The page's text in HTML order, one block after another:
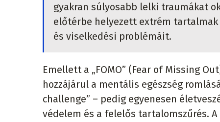
gyakran súlyosabb lelki traumákat
előtérbe helyezett extrém
és viselkedési problémáit.
Emellett a „FOMO” (Fear of Missing
hozzájárul a mentális egészség
challenge” – pedig egyenesen
védelem és a felelős tartalomszűrés.